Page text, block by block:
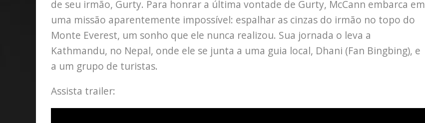
de seu irmão, Gurty. Para honrar a última vontade de Gurty, McCann embarca em
uma missão aparentemente impossível: espalhar as cinzas do irmão no topo do
Monte Everest, um sonho que ele nunca realizou. Sua jornada o leva a
Kathmandu, no Nepal, onde ele se junta a uma guia local, Dhani (Fan Bingbing), e
a um grupo de turistas.
Assista trailer: